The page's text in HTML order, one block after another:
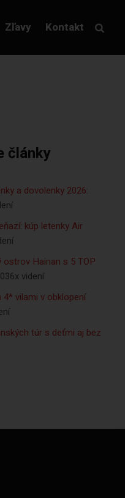
Zľavy Kontakt
články
a dovolenky 2026:
kúp letenky Air
ostrov Hainan s 5 TOP
videní
4* vilami v obklopení
túr s deťmi aj bez